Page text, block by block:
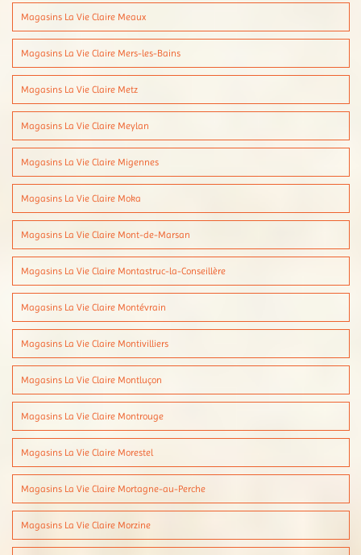
Magasins La Vie Claire Meaux
Magasins La Vie Claire Mers-les-Bains
Magasins La Vie Claire Metz
Magasins La Vie Claire Meylan
Magasins La Vie Claire Migennes
Magasins La Vie Claire Moka
Magasins La Vie Claire Mont-de-Marsan
Magasins La Vie Claire Montastruc-la-Conseillère
Magasins La Vie Claire Montévrain
Magasins La Vie Claire Montivilliers
Magasins La Vie Claire Montluçon
Magasins La Vie Claire Montrouge
Magasins La Vie Claire Morestel
Magasins La Vie Claire Mortagne-au-Perche
Magasins La Vie Claire Morzine